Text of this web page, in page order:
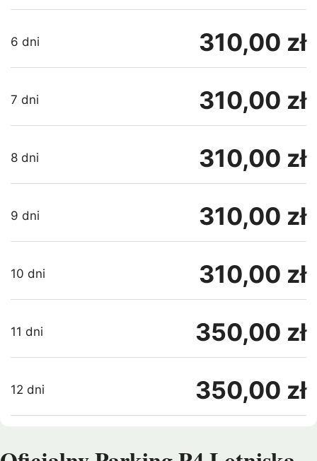
6 dni 310,00 zł
7 dni 310,00 zł
8 dni 310,00 zł
9 dni 310,00 zł
10 dni 310,00 zł
11 dni 350,00 zł
12 dni 350,00 zł